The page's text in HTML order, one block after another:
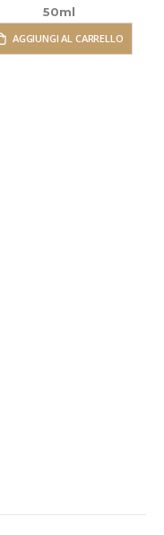
50ml
AGGIUNGI AL CARRELLO